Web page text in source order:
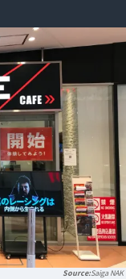
Saiga NAK